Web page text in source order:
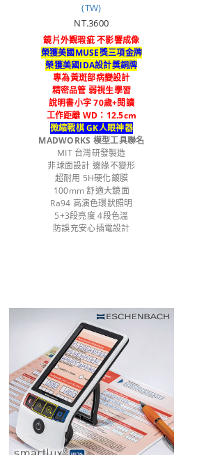
(TW)
NT.3600
鏡片外觀瑕疵 不影響成像
榮獲美國MUSE獎三項金牌
榮獲美國IDA設計獎銅牌
專為黃斑部病變設計
精密品管 弱視生學習
說明書小字 70歲+閱讀
工作距離 WD：12.5cm
微縮戰棋 GK人眼神器
MADWORKS 模型工具聯名
MIT 台灣研發製造
非球面設計 邊緣不變形
超耐用 5H硬化鍍膜
100mm 舒適大鏡面
Ra94 高演色環狀照明
5+3段亮度 4段色溫
防誤充安心插電設計